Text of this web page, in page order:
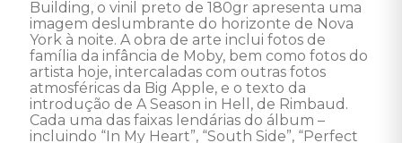
Building, o vinil preto de 180gr apresenta uma
imagem deslumbrante do horizonte de Nova
York à noite. A obra de arte inclui fotos de
família da infância de Moby, bem como fotos do
artista hoje, intercaladas com outras fotos
atmosféricas da Big Apple, e o texto da
introdução de A Season in Hell, de Rimbaud.
Cada uma das faixas lendárias do álbum –
incluindo “In My Heart”, “South Side”, “Perfect